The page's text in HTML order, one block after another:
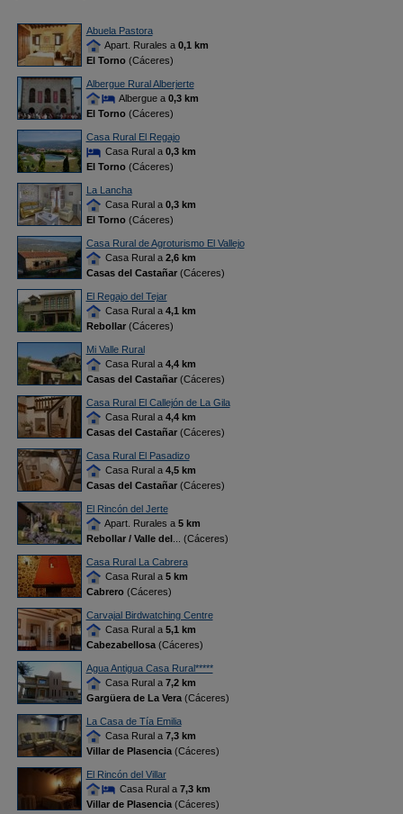
Abuela Pastora
Apart. Rurales a 0,1 km
El Torno(Cáceres)
Albergue Rural Alberjerte
Albergue a 0,3 km
El Torno(Cáceres)
Casa Rural El Regajo
Casa Rural a 0,3 km
El Torno(Cáceres)
La Lancha
Casa Rural a 0,3 km
El Torno(Cáceres)
Casa Rural de Agroturismo El Vallejo
Casa Rural a 2,6 km
Casas del Castañar(Cáceres)
El Regajo del Tejar
Casa Rural a 4,1 km
Rebollar(Cáceres)
Mi Valle Rural
Casa Rural a 4,4 km
Casas del Castañar(Cáceres)
Casa Rural El Callejón de La Gila
Casa Rural a 4,4 km
Casas del Castañar(Cáceres)
Casa Rural El Pasadizo
Casa Rural a 4,5 km
Casas del Castañar(Cáceres)
El Rincón del Jerte
Apart. Rurales a 5 km
Rebollar / Valle del... (Cáceres)
Casa Rural La Cabrera
Casa Rural a 5 km
Cabrero(Cáceres)
Carvajal Birdwatching Centre
Casa Rural a 5,1 km
Cabezabellosa(Cáceres)
Agua Antigua Casa Rural*****
Casa Rural a 7,2 km
Gargüera de La Vera(Cáceres)
La Casa de Tía Emilia
Casa Rural a 7,3 km
Villar de Plasencia(Cáceres)
El Rincón del Villar
Casa Rural a 7,3 km
Villar de Plasencia(Cáceres)